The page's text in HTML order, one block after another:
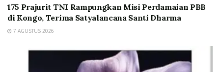
175 Prajurit TNI Rampungkan Misi Perdamaian PBB
di Kongo, Terima Satyalancana Santi Dharma
7 AGUSTUS 2026